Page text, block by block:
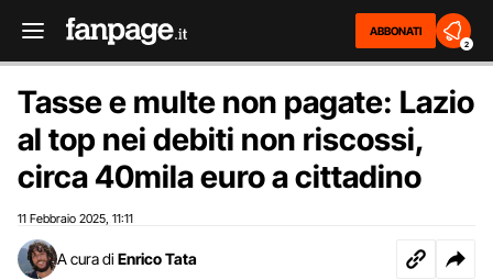
ABBONATI
2
Tasse e multe non pagate: Lazio
al top nei debiti non riscossi,
circa 40mila euro a cittadino
11 Febbraio 2025 11:11
A cura di Enrico Tata